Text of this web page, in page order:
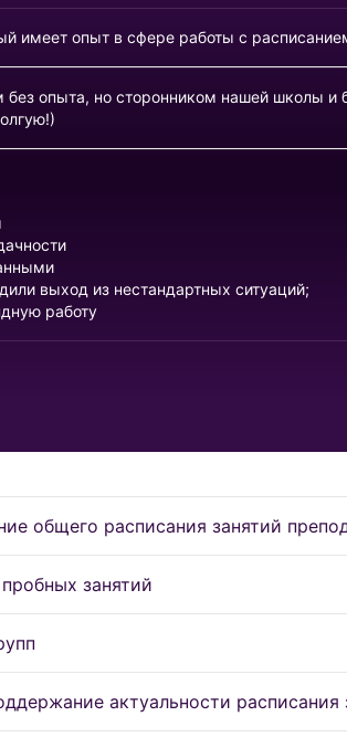
имеет опыт в сфере работы с
опыта, но сторонником нашей школы и
выход из нестандартных ситуаций;
работу
общего расписания занятий
занятий
актуальности расписания